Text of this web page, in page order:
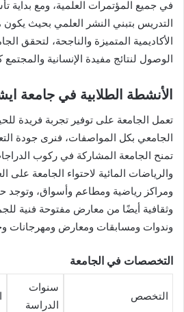
في جميع المؤتمرات العلمية، ومع بداية
التدريس بتبني النشر العلمي بحيث يكون
الأكاديمية المتميزة والناجحة، لتحقق
الوصول لنتائج مفيدة الإنسانية
الأنشطة الطلابية في جامعة
تعمل الجامعة على توفير تجربة فريدة
الجامعي بكل المواصفات، فنرى جودة
تمنح الجامعة المشاركة في ركوب
والرياضات المائية لاحتواء الجامعة على
ومراكز رياضية ومطاعم وأسواق، وتوجد
وثقافية أيضًا من معارض مفتوحة فنية
وندوات ومسابقات ومعارض ومهرجانات
التخصصات في الجامعة
التخصص
سنوات
الدراسة